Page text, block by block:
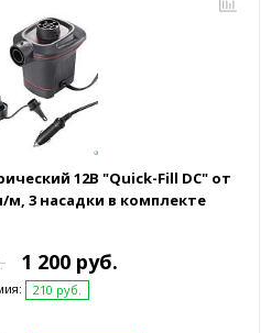
12В "Quick-Fill DC" от
м, 3 насадки в комплекте
1 200 руб.
210 руб.